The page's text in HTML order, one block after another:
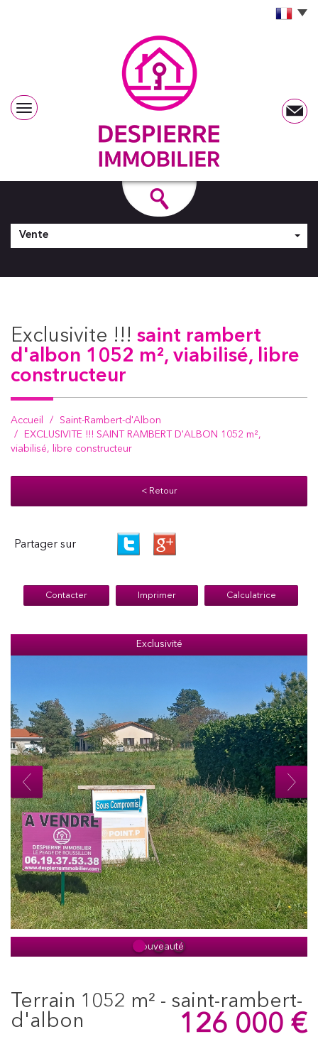
Vente
exclusivite !!! saint rambert
d'albon 1052 m², viabilisé, libre
constructeur
Accueil
Saint-Rambert-d'Albon
EXCLUSIVITE !!! SAINT RAMBERT D'ALBON 1052 m²,
viabilisé, libre constructeur
< Retour
Partager sur
Contacter Imprimer Calculatrice
Sous Compromis
Exclusivité
Nouveauté
terrain 1052 m² - saint-rambert-
d'albon
126 000 €